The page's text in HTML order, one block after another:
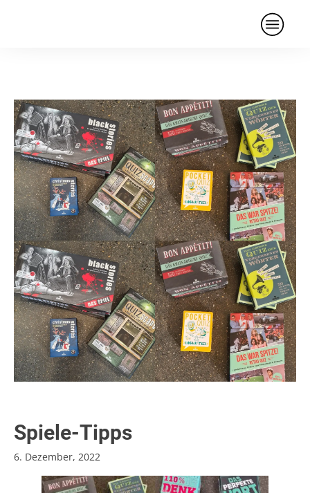
Spiele-Tipps
6. Dezember, 2022